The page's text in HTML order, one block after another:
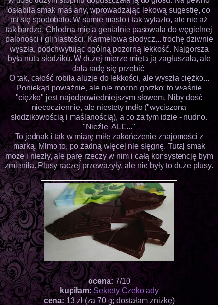
osłabiła smak maślany, wprowadzając lekową sugestię, co
mi się spodobało. W sumie masło i tak wylazło, ale nie aż
tak bardzo. Chłodna mięta genialnie pasowała do węgielnej
paloności i gliniastości. Karmelowa słodycz... trochę dziwnie
wyszła, podchwytując ogólną pozorną lekkość. Najgorsza
była nuta słodziku. W dużej mierze mięta ją zagłuszała, ale
dała radę się przebić.
O tak, całość robiła aluzje do lekkości, ale wyszła ciężko...
Poniekąd poważnie, ale nie mocno gorzko; to właśnie
"ciężko" jest najodpowiedniejszym słowem. Niby dość
niecodziennie, ale niestety mdło ("wyciszona
słodzikowością i maślanością), a co za tym idzie - nudno.
"Nieźle, ALE..."
To jednak i tak w miarę miłe zakończenie znajomości z
marką. Mimo to, po żadną więcej nie sięgnę. Tutaj smak
może i niezły, ale parę rzeczy w nim i całą konsystencję bym
zmieniła. Plusy raczej przeważyły, ale nie były to duże plusy.
ocena: 7/10
kupiłam: Sekrety Czekolady
cena:13 zł (za 70 g; dostałam zniżkę)